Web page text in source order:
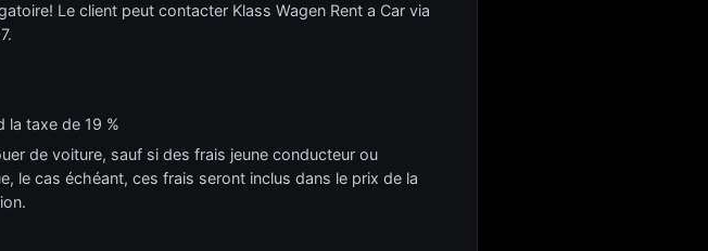
Le client peut contacter Klass Wagen Rent a Car via
la taxe de 19 %
de voiture, sauf si des frais jeune conducteur ou
le cas échéant, ces frais seront inclus dans le prix de la